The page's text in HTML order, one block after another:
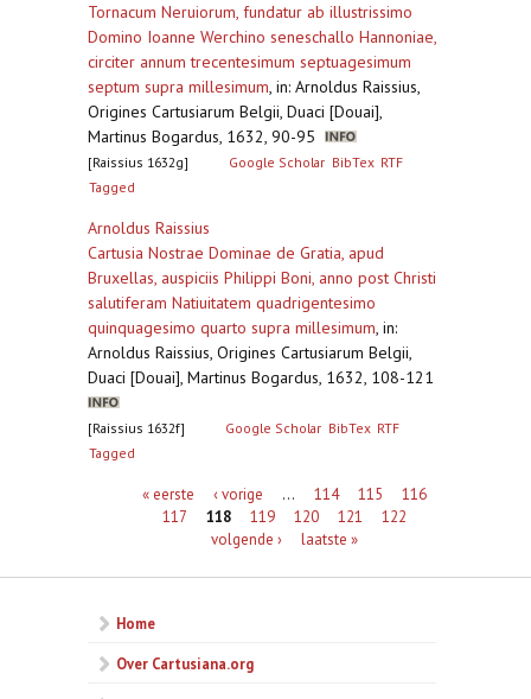
Tornacum Neruiorum, fundatur ab illustrissimo
Domino Ioanne Werchino seneschallo Hannoniae,
circiter annum trecentesimum septuagesimum
septum supra millesimum, in: Arnoldus Raissius,
Origines Cartusiarum Belgii, Duaci [Douai],
Martinus Bogardus, 1632, 90-95
[Raissius 1632g] Google Scholar BibTex RTF
Tagged
Arnoldus Raissius
Cartusia Nostrae Dominae de Gratia, apud
Bruxellas, auspiciis Philippi Boni, anno post Christi
salutiferam Natiuitatem quadrigentesimo
quinquagesimo quarto supra millesimum, in:
Arnoldus Raissius, Origines Cartusiarum Belgii,
Duaci [Douai], Martinus Bogardus, 1632, 108-121
[Raissius 1632f] Google Scholar BibTex RTF
Tagged
Pagina's« eerste ‹ vorige … 114 115
116
117
118 119 120 121
122
volgende ›
laatste »
Home
Over Cartusiana.org